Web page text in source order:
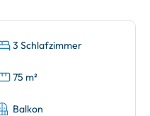
3 Schlafzimmer
75 m²
Balkon